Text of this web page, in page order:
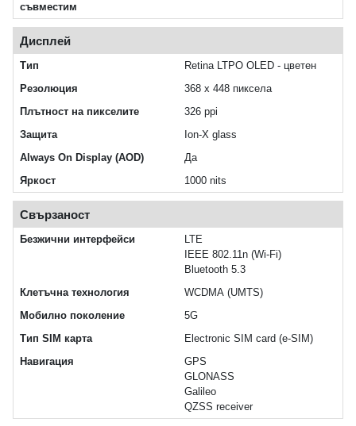
съвместим
Дисплей
Тип
Retina LTPO OLED - цветен
Резолюция
368 x 448 пиксела
Плътност на пикселите
326 ppi
Защита
Ion‑X glass
Always On Display (AOD)
Да
Яркост
1000 nits
Свързаност
Безжични интерфейси
LTE
IEEE 802.11n (Wi‑Fi)
Bluetooth 5.3
Клетъчна технология
WCDMA (UMTS)
Мобилно поколение
5G
Тип SIM карта
Electronic SIM card (e‑SIM)
Навигация
GPS
GLONASS
Galileo
QZSS receiver